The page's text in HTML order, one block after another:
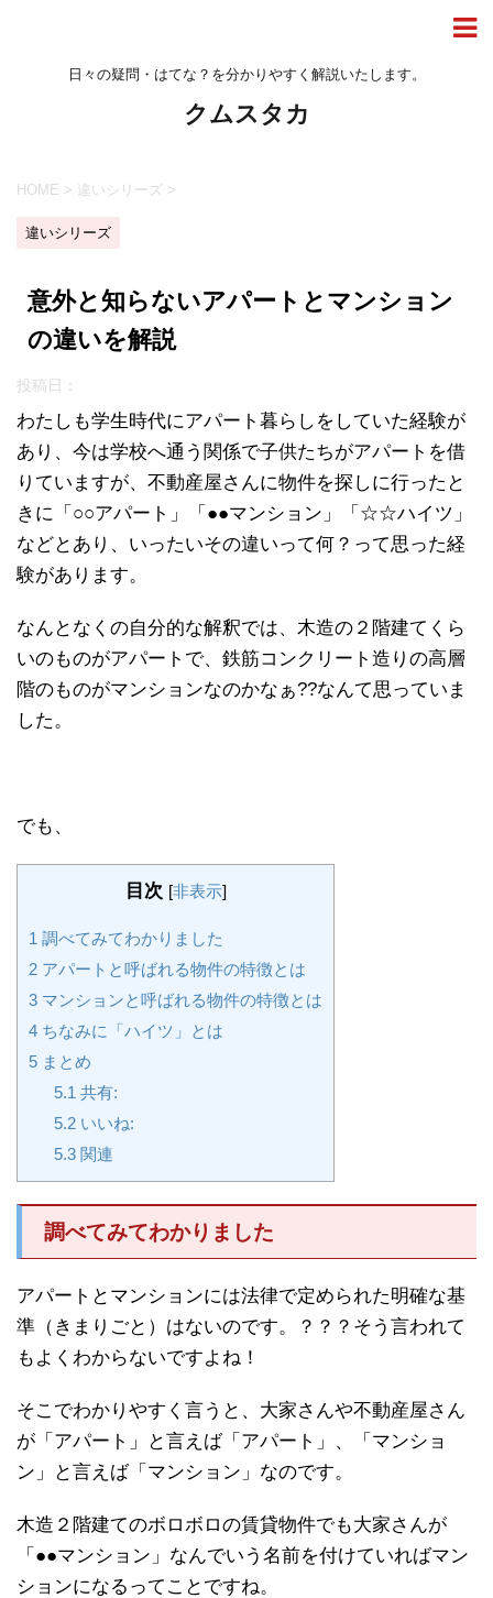
日々の疑問・はてな？を分かりやすく解説いたします。
クムスタカ
HOME > 違いシリーズ >
違いシリーズ
意外と知らないアパートとマンション
の違いを解説
投稿日：
わたしも学生時代にアパート暮らしをしていた経験が
あり、今は学校へ通う関係で子供たちがアパートを借
りていますが、不動産屋さんに物件を探しに行ったと
きに「○○アパート」「●●マンション」「☆☆ハイツ」
などとあり、いったいその違いって何？って思った経
験があります。
なんとなくの自分的な解釈では、木造の２階建てくら
いのものがアパートで、鉄筋コンクリート造りの高層
階のものがマンションなのかなぁ??なんて思っていま
した。
でも、
目次 [非表示]
1 調べてみてわかりました
2 アパートと呼ばれる物件の特徴とは
3 マンションと呼ばれる物件の特徴とは
4 ちなみに「ハイツ」とは
5 まとめ
5.1 共有:
5.2いいね:
5.3関連
調べてみてわかりました
アパートとマンションには法律で定められた明確な基
準（きまりごと）はないのです。？？？そう言われて
もよくわからないですよね！
そこでわかりやすく言うと、大家さんや不動産屋さん
が「アパート」と言えば「アパート」、「マンショ
ン」と言えば「マンション」なのです。
木造２階建てのボロボロの賃貸物件でも大家さんが
「●●マンション」なんでいう名前を付けていればマン
ションになるってことですね。